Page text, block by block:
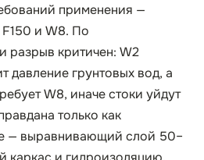
применения —
и W8. По
разрыв критичен: W2
давление грунтовых вод, а
W8, иначе стоки уйдут
только как
— выравнивающий слой 50–